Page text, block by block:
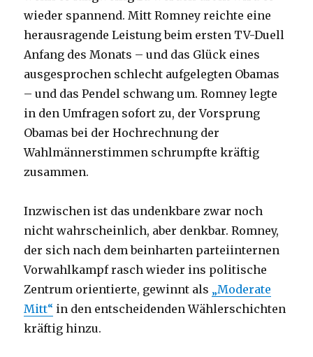
wieder spannend. Mitt Romney reichte eine
herausragende Leistung beim ersten TV-Duell
Anfang des Monats – und das Glück eines
ausgesprochen schlecht aufgelegten Obamas
– und das Pendel schwang um. Romney legte
in den Umfragen sofort zu, der Vorsprung
Obamas bei der Hochrechnung der
Wahlmännerstimmen schrumpfte kräftig
zusammen.
Inzwischen ist das undenkbare zwar noch
nicht wahrscheinlich, aber denkbar. Romney,
der sich nach dem beinharten parteiinternen
Vorwahlkampf rasch wieder ins politische
Zentrum orientierte, gewinnt als „Moderate
Mitt“ in den entscheidenden Wählerschichten
kräftig hinzu.